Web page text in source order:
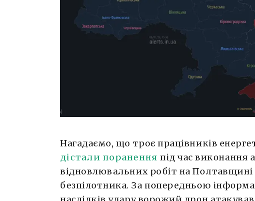
Нагадаємо, що троє працівників
дістали поранення під час виконання
відновлювальних робіт на Полтавщині
безпілотника. За попередньою